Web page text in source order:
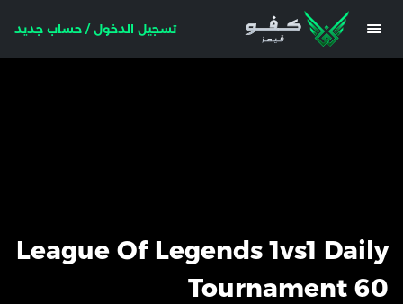
تسجيل الدخول / حساب جديد
League Of Legends 1vs1 Daily
Tournament 60